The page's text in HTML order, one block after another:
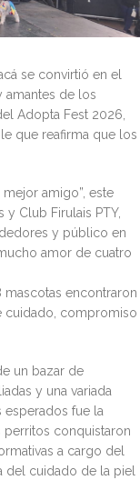
se convirtió en el
amantes de los
Adopta Fest 2026,
que reafirma que los
amigo”, este
Club Firulais PTY,
y público en
amor de cuatro
encontraron
cuidado, compromiso
un bazar de
y una variada
esperados fue la
perritos conquistaron
a cargo del
del cuidado de la piel